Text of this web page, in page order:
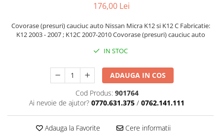
Rame radio 2DIN
CD Playere Auto
Conectori Difuzoare
Difuzoare, boxe auto coaxiale
Difuzoare-Sisteme / Componente
Insonorizant Auto
176,00 Lei
Covorase (presuri) cauciuc auto Nissan Micra K12 si K12 C Fabricatie:
K12 2003 - 2007 ; K12C 2007-2010 Covorase (presuri) cauciuc auto
IN STOC
ADAUGA IN COS
Cod Produs: 901764
Ai nevoie de ajutor? 0770.631.375 / 0762.141.111
Adauga la Favorite Cere informatii